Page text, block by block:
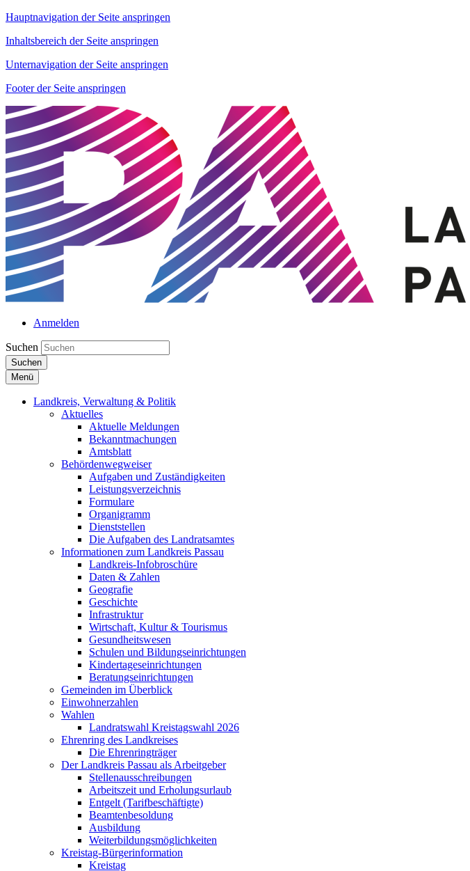
Hauptnavigation der Seite anspringen
Inhaltsbereich der Seite anspringen
Unternavigation der Seite anspringen
Footer der Seite anspringen
Anmelden
Suchen
Suchen
Menü
Landkreis, Verwaltung & Politik
Aktuelles
Aktuelle Meldungen
Bekanntmachungen
Amtsblatt
Behördenwegweiser
Aufgaben und Zuständigkeiten
Leistungsverzeichnis
Formulare
Organigramm
Dienststellen
Die Aufgaben des Landratsamtes
Informationen zum Landkreis Passau
Landkreis-Infobroschüre
Daten & Zahlen
Geografie
Geschichte
Infrastruktur
Wirtschaft, Kultur & Tourismus
Gesundheitswesen
Schulen und Bildungseinrichtungen
Kindertageseinrichtungen
Beratungseinrichtungen
Gemeinden im Überblick
Einwohnerzahlen
Wahlen
Landratswahl Kreistagswahl 2026
Ehrenring des Landkreises
Die Ehrenringträger
Der Landkreis Passau als Arbeitgeber
Stellenausschreibungen
Arbeitszeit und Erholungsurlaub
Entgelt (Tarifbeschäftigte)
Beamtenbesoldung
Ausbildung
Weiterbildungsmöglichkeiten
Kreistag-Bürgerinformation
Kreistag